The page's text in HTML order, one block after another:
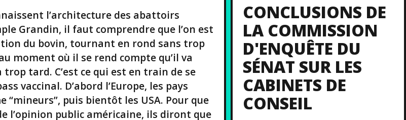
l’architecture des abattoirs
Grandin, il faut comprendre que l’on est
du bovin, tournant en rond sans trop
moment où il se rend compte qu’il va
tard. C’est ce qui est en train de se
vaccinal. D’abord l’Europe, les pays
“mineurs”, puis bientôt les USA. Pour que
l’opinion public américaine, ils diront que
CONCLUSIONS DE
LA COMMISSION
D'ENQUÊTE DU
SÉNAT SUR LES
CABINETS DE
CONSEIL